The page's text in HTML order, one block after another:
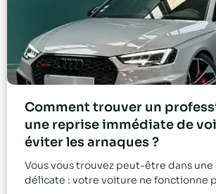
Comment trouver un
une reprise immédiate de
éviter les arnaques ?
Vous vous trouvez peut-être dans
délicate : votre voiture ne fonctionne